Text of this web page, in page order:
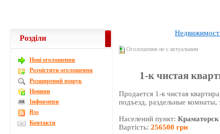
Оголошення не є актуальним
1-к чистая
Продается 1-к чистая
подъезд, раздельные комнаты,
Населений пункт:Краматорск
Вартість:256500 грн
Розділи
Новi оголошення
Розмістити оголошення
Розширений пошук
Новини
Інформери
Rss
Контакти